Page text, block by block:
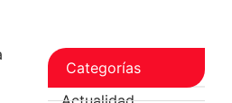
Categorías